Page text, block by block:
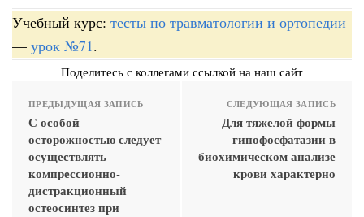
Учебный курс: тесты по травматологии и ортопедии
— урок №71.
Поделитесь с коллегами ссылкой на наш сайт
ПРЕДЫДУЩАЯ ЗАПИСЬ
С особой
осторожностью следует
осуществлять
компрессионно-
дистракционный
остеосинтез при
СЛЕДУЮЩАЯ ЗАПИСЬ
Для тяжелой формы
гипофосфатазии в
биохимическом анализе
крови характерно